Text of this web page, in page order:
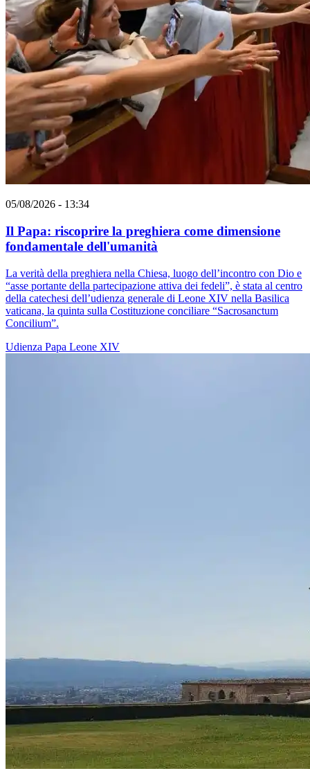
05/08/2026 - 13:34
Il Papa: riscoprire la preghiera come dimensione
fondamentale dell'umanità
La verità della preghiera nella Chiesa, luogo dell’incontro con Dio e
“asse portante della partecipazione attiva dei fedeli”, è stata al centro
della catechesi dell’udienza generale di Leone XIV nella Basilica
vaticana, la quinta sulla Costituzione conciliare “Sacrosanctum
Concilium”.
Udienza Papa Leone XIV